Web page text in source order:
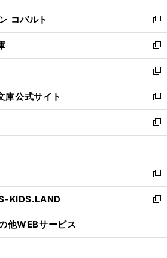
開
く
ウ
で
開
く
ン
ド
ウ
で
開
く
ウ
ィ
ン
ド
ウ
で
開
く
コバルト
新
し
い
ウ
ィ
ン
ド
ウ
で
開
新
し
い
ウ
ィ
ン
ド
ウ
開
く
新
し
い
ウ
ィ
ン
ウ
で
開
く
庫公式サイト
新
し
い
ウ
ン
ド
ウ
で
新
し
ウ
ィ
ン
ド
開
新
し
い
ン
KIDS.LAND
新
ウ
他WEBサービス